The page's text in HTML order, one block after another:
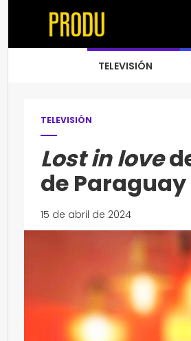
TELEVISIÓN
TELEVISIÓN
Lost in love
de Paraguay
15 de abril de 2024